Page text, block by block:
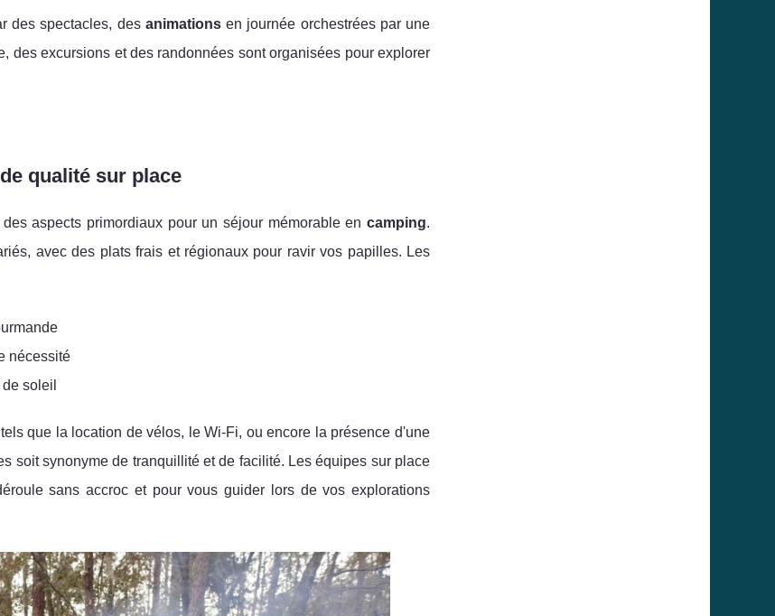
des spectacles, des animationsen journée orchestrées par une
des excursions et des randonnées sont organisées pour explorer
qualité sur place
aspects primordiaux pour un séjour mémorable en camping.
avec des plats frais et régionaux pour ravir vos papilles. Les
nécessité
soleil
que la location de vélos, le Wi-Fi, ou encore la présence d'une
soit synonyme de tranquillité et de facilité. Les équipes sur place
sans accroc et pour vous guider lors de vos explorations